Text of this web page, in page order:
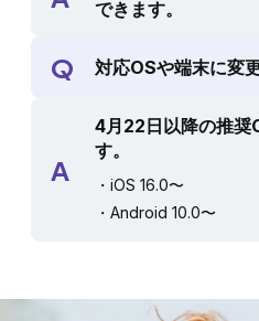
できます。
Q 対応OSや端末に変
A
4月22日以降の推奨
す。
・iOS 16.0〜
・Android 10.0〜